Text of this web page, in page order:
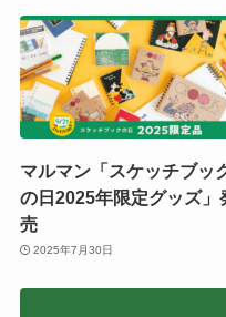
マルマン「スケッチブッ
の日2025年限定グッズ」
売
2025年7月30日